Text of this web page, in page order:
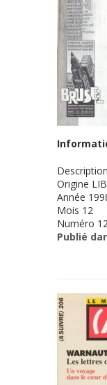
Description
Origine
Année
Mois 12
Numéro
Publié